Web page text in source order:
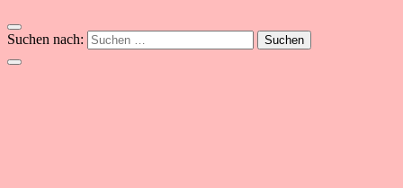
Suchen nach: